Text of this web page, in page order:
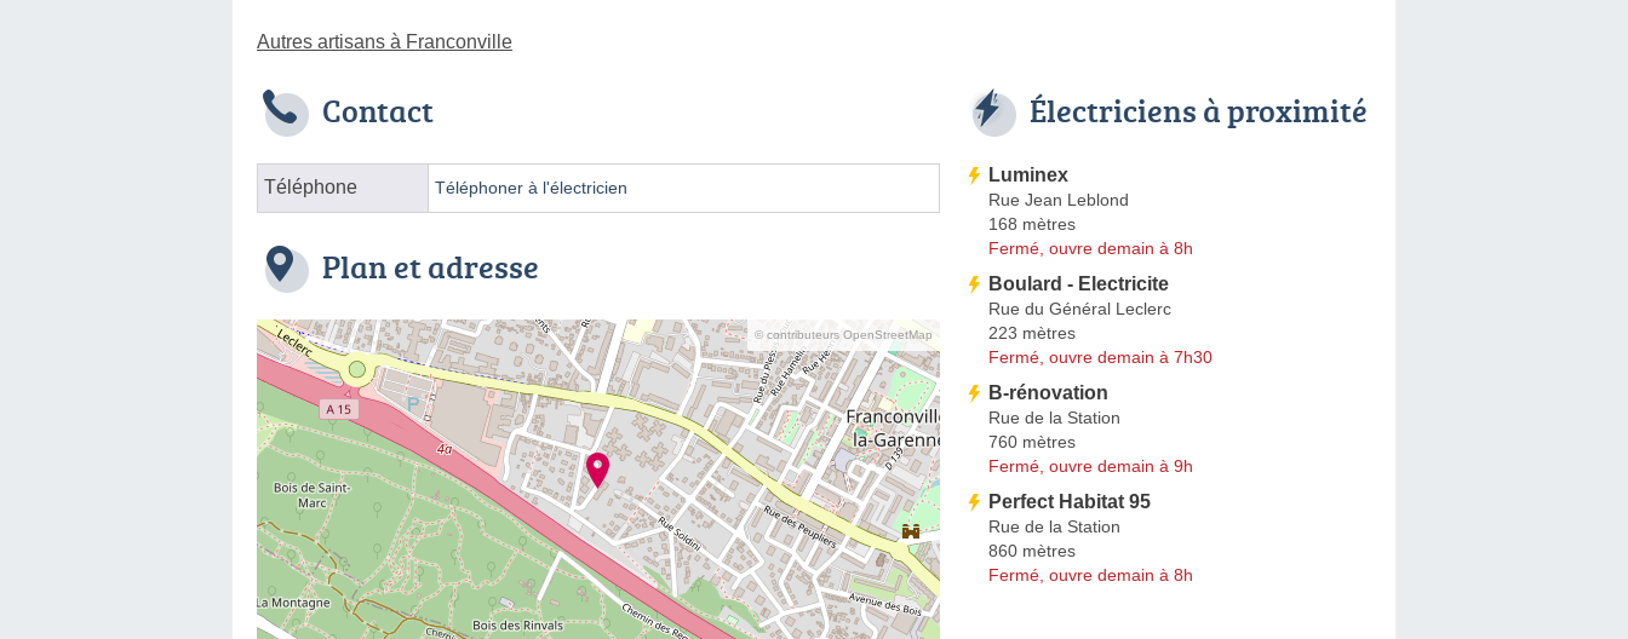
Autres artisans à Franconville
Contact
Téléphone Téléphoner à l'électricien
Plan et adresse
© contributeurs OpenStreetMap
Électriciens à proximité
Luminex
Rue Jean Leblond
168 mètres
Fermé, ouvre demain à 8h
Boulard - Electricite
Rue du Général Leclerc
223 mètres
Fermé, ouvre demain à 7h30
B-rénovation
Rue de la Station
760 mètres
Fermé, ouvre demain à 9h
Perfect Habitat 95
Rue de la Station
860 mètres
Fermé, ouvre demain à 8h